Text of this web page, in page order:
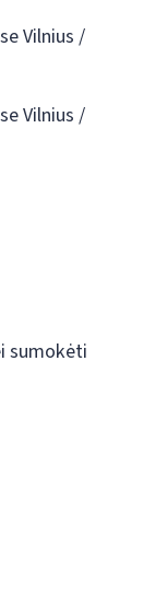
Vilnius /
Vilnius /
sumokėti